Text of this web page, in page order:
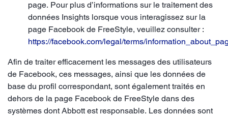
page. Pour plus d’informations sur le traitement des
données Insights lorsque vous interagissez sur la
page Facebook de FreeStyle, veuillez consulter :
https://facebook.com/legal/terms/
Afin de traiter efficacement les messages des utilisateurs
de Facebook, ces messages, ainsi que les données de
base du profil correspondant, sont également traités en
dehors de la page Facebook de FreeStyle dans des
systèmes dont Abbott est responsable. Les données sont